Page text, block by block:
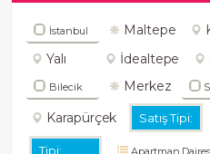
İstanbul Maltepe
Yalı
İdealtepe
Bilecik Merkez
Karapürçek
Satış Tipi:
Tipi: